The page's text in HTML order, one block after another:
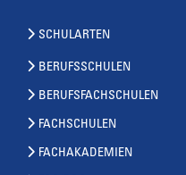
SCHULARTEN
BERUFSSCHULEN
BERUFSFACHSCHULEN
FACHSCHULEN
FACHAKADEMIEN